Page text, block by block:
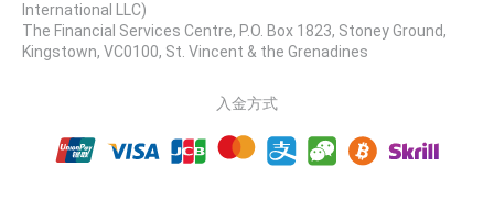
International LLC)
The Financial Services Centre, P.O. Box 1823, Stoney Ground,
Kingstown, VC0100, St. Vincent & the Grenadines
入金方式